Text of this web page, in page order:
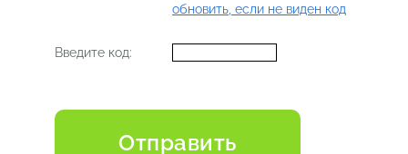
обновить, если не виден код
Введите код: